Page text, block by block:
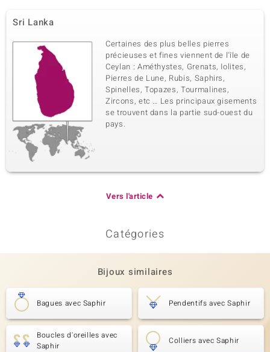
Sri Lanka
Certaines des plus belles pierres
précieuses et fines viennent de l'île de
Ceylan : Améthystes, Grenats, Iolites,
Pierres de Lune, Rubis, Saphirs,
Spinelles, Topazes, Tourmalines,
Zircons, etc … Les principaux gisements
se trouvent dans la partie sud-ouest du
pays.
Vers l'article
Catégories
Bijoux similaires
Bagues avec Saphir Pendentifs avec Saphir
Boucles d'oreilles avec
Saphir
Colliers avec Saphir